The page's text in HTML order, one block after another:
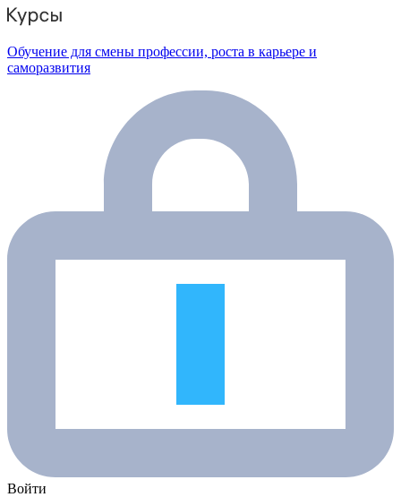
Обучение для смены профессии, роста в карьере и
саморазвития
Войти